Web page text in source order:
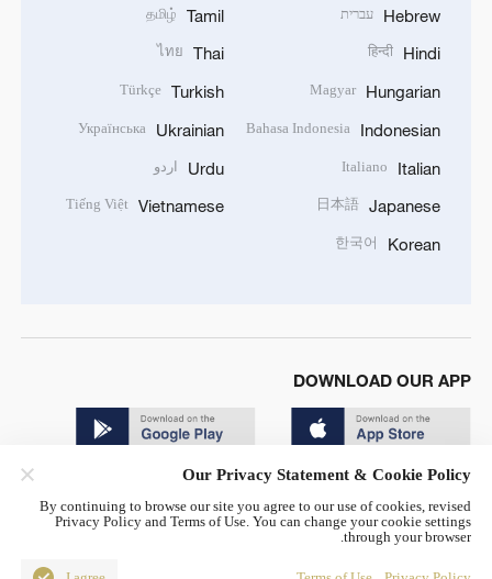
Hebrew עברית
Hindi
हिन्दी
Hungarian
Magyar
Indonesian
Bahasa Indonesia
Italian
Italiano
Japanese
日本語
Korean
한국어
Tamil
தமிழ்
Thai
ไทย
Turkish
Türkçe
Ukrainian
Українська
Urdu اردو
Vietnamese
Tiếng Việt
DOWNLOAD OUR APP
© China Radio International.CRI. All Rights Reserved. 16A
Our Privacy Statement & Cookie Policy
By continuing to browse our site you agree to our use of cookies, revised
Privacy Policy and Terms of Use. You can change your cookie settings
through your browser.